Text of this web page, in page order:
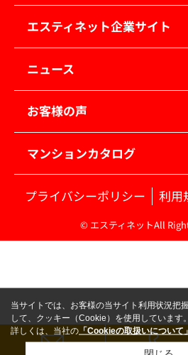
エスティネット企業サイト
ニュース
お客様の声
マンションカタログ
プライバシーポリシー 利用
© エスティネットAll
当サイトでは、お客様の当サイト利用状況把
して、クッキー（Cookie）を使用しています。
詳しくは、当社の 「Cookieの取扱いについて」